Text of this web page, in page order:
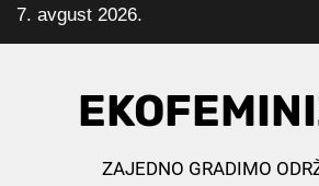
Skip
to
7. avgust 2026.
ZAJEDNO GRADIMO